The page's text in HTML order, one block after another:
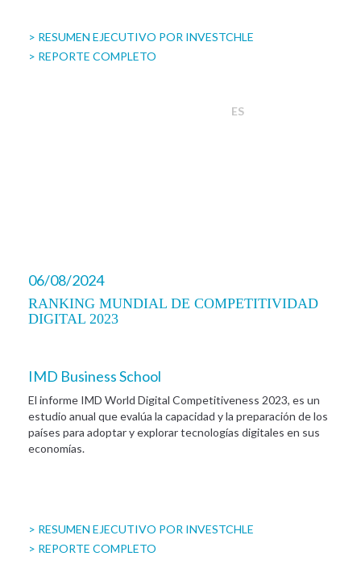
> RESUMEN EJECUTIVO POR INVESTCHLE
> REPORTE COMPLETO
ES
06/08/2024
RANKING MUNDIAL DE COMPETITIVIDAD
DIGITAL 2023
IMD Business School
El informe IMD World Digital Competitiveness 2023, es un
estudio anual que evalúa la capacidad y la preparación de los
países para adoptar y explorar tecnologías digitales en sus
economías.
> RESUMEN EJECUTIVO POR INVESTCHLE
> REPORTE COMPLETO